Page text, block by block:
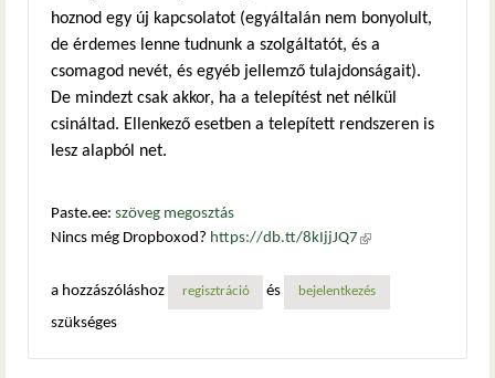
hoznod egy új kapcsolatot (egyáltalán nem bonyolult,
de érdemes lenne tudnunk a szolgáltatót, és a
csomagod nevét, és egyéb jellemző tulajdonságait).
De mindezt csak akkor, ha a telepítést net nélkül
csináltad. Ellenkező esetben a telepített rendszeren is
lesz alapból net.
Paste.ee: szöveg megosztás
Nincs még Dropboxod? https://db.tt/8kIjjJQ7 (külső
a hozzászóláshoz
regisztráció és bejelentkezés
szükséges